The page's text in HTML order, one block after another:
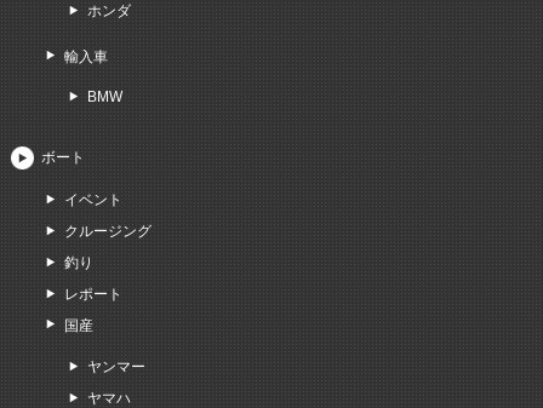
ホンダ
輸入車
BMW
ボート
イベント
クルージング
釣り
レポート
国産
ヤンマー
ヤマハ